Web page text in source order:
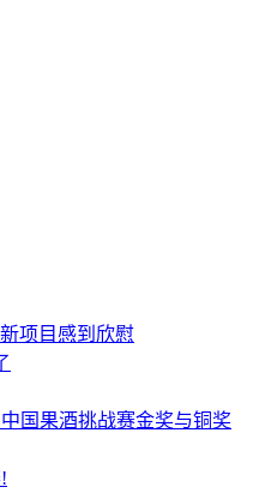
项目感到欣慰
国果酒挑战赛金奖与铜奖